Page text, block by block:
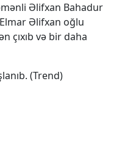
Əlifxan Bahadur
Əlifxan oğlu
çıxıb və bir daha
(Trend)